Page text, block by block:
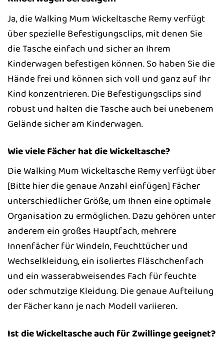
Ja, die Walking Mum Wickeltasche Remy verfügt
über spezielle Befestigungsclips, mit denen Sie
die Tasche einfach und sicher an Ihrem
Kinderwagen befestigen können. So haben Sie die
Hände frei und können sich voll und ganz auf Ihr
Kind konzentrieren. Die Befestigungsclips sind
robust und halten die Tasche auch bei unebenem
Gelände sicher am Kinderwagen.
Wie viele Fächer hat die Wickeltasche?
Die Walking Mum Wickeltasche Remy verfügt über
[Bitte hier die genaue Anzahl einfügen] Fächer
unterschiedlicher Größe, um Ihnen eine optimale
Organisation zu ermöglichen. Dazu gehören unter
anderem ein großes Hauptfach, mehrere
Innenfächer für Windeln, Feuchttücher und
Wechselkleidung, ein isoliertes Fläschchenfach
und ein wasserabweisendes Fach für feuchte
oder schmutzige Kleidung. Die genaue Aufteilung
der Fächer kann je nach Modell variieren.
Ist die Wickeltasche auch für Zwillinge geeignet?